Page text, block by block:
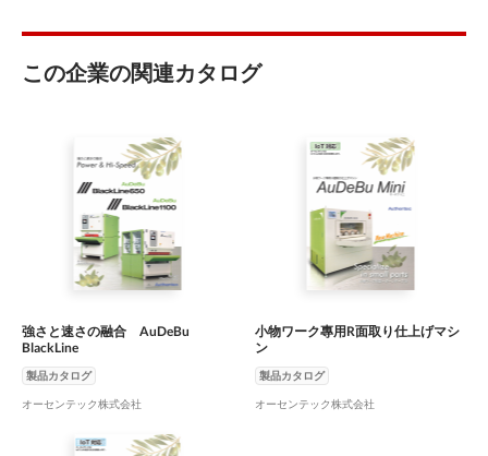
この企業の関連カタログ
強さと速さの融合 AuDeBu
BlackLine
製品カタログ
オーセンテック株式会社
小物ワーク專用R面取り仕上げマシ
ン
製品カタログ
オーセンテック株式会社